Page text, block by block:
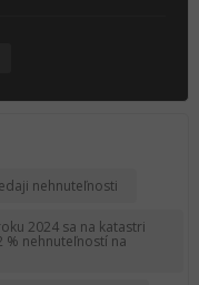
nehnuteľnosti
2024 sa na katastri
nehnuteľností na